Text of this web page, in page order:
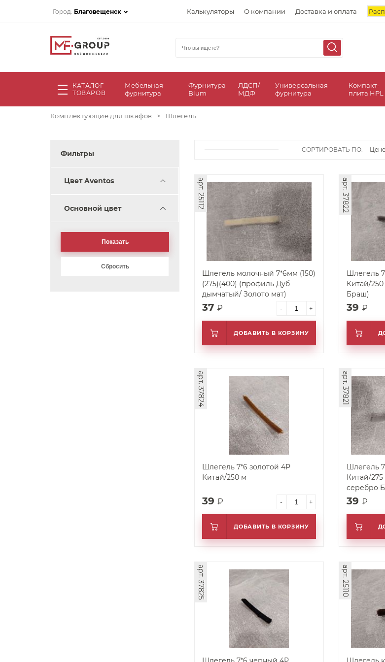
Город: Благовещенск Калькуляторы О компании Доставка и оплата
КАТАЛОГ
ТОВАРОВ
Мебельная
фурнитура
Фурнитура
Blum
ЛДСП/
МДФ
Универсальная
фурнитура
Компакт-
плита HPL
Комплектующие для шкафов > Шлегель
Фильтры
Цвет Aventos
Основной цвет
СОРТИРОВАТЬ ПО: Цене
Шлегель молочный 7*6мм (150)
(275)(400) (профиль Дуб
дымчатый/ Золото мат)
арт. 25112
37 ₽ - +
ДОБАВИТЬ В КОРЗИНУ
Шлегель
Китай/
Браш)
арт. 37822
39 ₽
Шлегель 7*6 золотой 4Р
Китай/250 м
арт. 37824
39 ₽ - +
ДОБАВИТЬ В КОРЗИНУ
Шлегель
Китай/
серебро
арт. 37821
39 ₽
арт. 37825 арт. 25110